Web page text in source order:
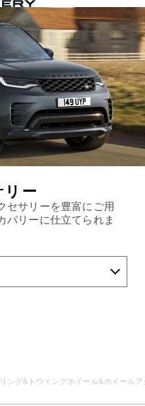
リー
セサリーを豊富にご用
バリーに仕立てられま
ング&トウイングホイール&ホイール